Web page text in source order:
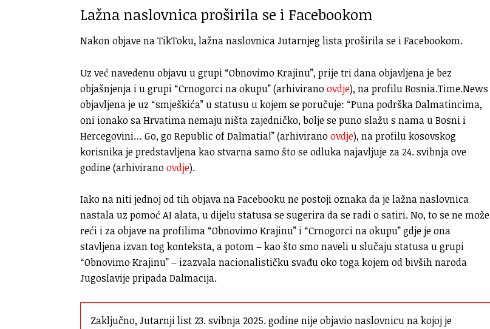
Lažna naslovnica proširila se i Facebookom
Nakon objave na TikToku, lažna naslovnica Jutarnjeg lista proširila se i Facebookom.
Uz već navedenu objavu u grupi “Obnovimo Krajinu”, prije tri dana objavljena je bez
objašnjenja i u grupi “Crnogorci na okupu” (arhiviranoovdje), na profilu Bosnia.Time.News
objavljena je uz “smješkića” u statusu u kojem se poručuje: “Puna podrška Dalmatincima,
oni ionako sa Hrvatima nemaju ništa zajedničko, bolje se puno slažu s nama u Bosni i
Hercegovini… Go, go Republic of Dalmatia!” (arhiviranoovdje), na profilu kosovskog
korisnika je predstavljena kao stvarna samo što se odluka najavljuje za 24. svibnja ove
godine (arhiviranoovdje).
Iako na niti jednoj od tih objava na Facebooku ne postoji oznaka da je lažna naslovnica
nastala uz pomoć AI alata, u dijelu statusa se sugerira da se radi o satiri. No, to se ne može
reći i za objave na profilima “Obnovimo Krajinu” i “Crnogorci na okupu” gdje je ona
stavljena izvan tog konteksta, a potom – kao što smo naveli u slučaju statusa u grupi
“Obnovimo Krajinu” – izazvala nacionalističku svađu oko toga kojem od bivših naroda
Jugoslavije pripada Dalmacija.
Zaključno, Jutarnji list 23. svibnja 2025. godine nije objavio naslovnicu na kojoj je